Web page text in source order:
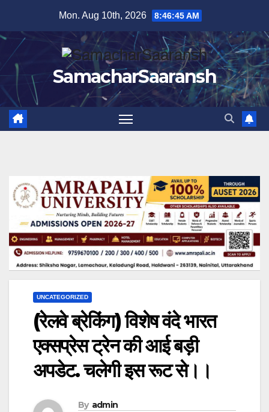
content
Mon. Aug 10th, 2026 8:46:45 AM
SamacharSaaransh
UNCATEGORIZED
(रेलवे ब्रेकिंग) विशेष वंदे भारत
एक्सप्रेस ट्रेन की आई बड़ी
अपडेट. चलेगी इस रूट से।।
By admin